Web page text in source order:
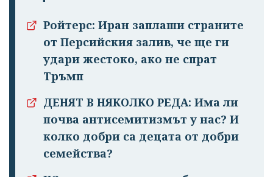
Ройтерс: Иран заплаши страните
от Персийския залив, че ще ги
удари жестоко, ако не спрат
Тръмп
ДЕНЯТ В НЯКОЛКО РЕДА: Има ли
почва антисемитизмът у нас? И
колко добри са децата от добри
семейства?